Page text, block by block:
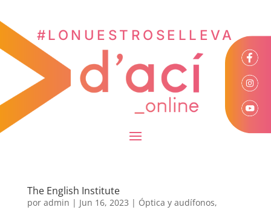
#LONUESTROSELLEVA
The English Institute
por admin | Jun 16, 2023 | Óptica y audífonos,